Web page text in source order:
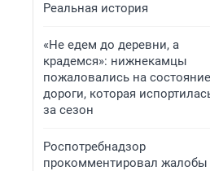
Реальная история
«Не едем до деревни, а
крадемся»: нижнекамцы
пожаловались на состояние
дороги, которая
за сезон
Роспотребнадзор
прокомментировал жалобы